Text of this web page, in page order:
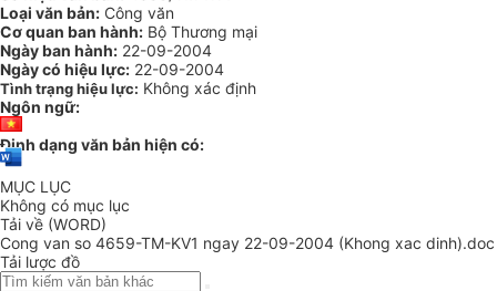
Loại văn bản: Công văn
Cơ quan ban hành: Bộ Thương mại
Ngày ban hành: 22-09-2004
Ngày có hiệu lực: 22-09-2004
Tình trạng hiệu lực: Không xác định
Ngôn ngữ:
Định dạng văn bản hiện có:
MỤC LỤC
Không có mục lục
Tải về (WORD)
Cong van so 4659-TM-KV1 ngay 22-09-2004 (Khong xac dinh).doc
Tải lược đồ